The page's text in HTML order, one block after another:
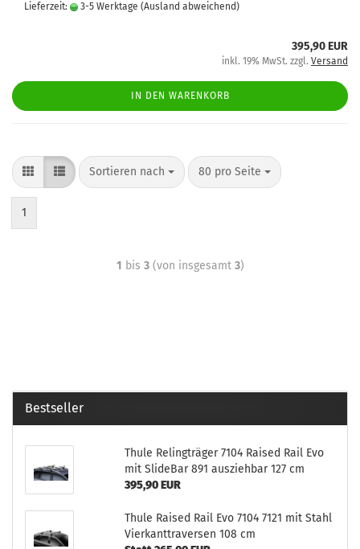
Lieferzeit: 3-5 Werktage (Ausland abweichend)
395,90 EUR
inkl. 19% MwSt. zzgl. Versand
IN DEN WARENKORB
Sortieren nach 80 pro Seite
1
1 bis 3(von insgesamt 3)
Bestseller
Thule Relingträger 7104 Raised Rail Evo
mit SlideBar 891 ausziehbar 127 cm
395,90 EUR
Thule Raised Rail Evo 7104 7121 mit Stahl
Vierkanttraversen 108 cm